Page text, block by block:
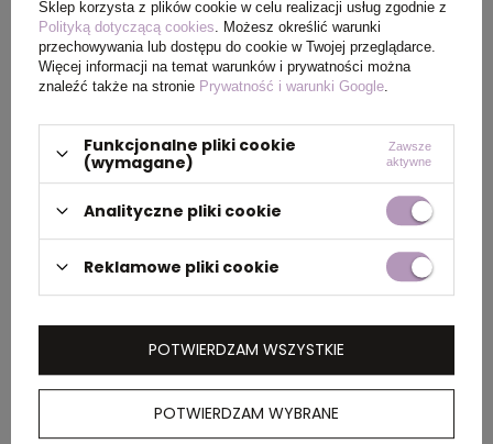
OPIS
Pióro wieczne1911 Sposiada perłowo-biały
złotym. Stalówka wykonana jest z
14kt złota
Produkt zapakowano w etui prezentowe.
O rozmiar dostępnej stalówki zapytaj
składając zamówienie.
Do każdego pióra dodawany jest tłoczek.
Sailor Pen Companyzostała założona
w Hiroszimie, w Japonii, po tym jak brytyjski
marynarz zademonstrował pióro wieczne
Sklep korzysta z plików cookie w celu realizacji usług zgodnie z
Polityką dotyczącą cookies . Możesz określić warunki
przechowywania lub dostępu do cookie w Twojej przeglądarce.
Więcej informacji na temat warunków i prywatności można
znaleźć także na stronie Prywatność i warunki Google
Funkcjonalne pliki cookie
(wymagane)
Zawsze
aktywne
Analityczne pliki cookie
Reklamowe pliki cookie
POTWIERDZAM WYBRANE
POTWIERDZAM WSZYSTKIE